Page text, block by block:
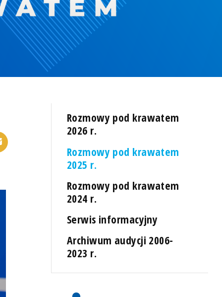
Rozmowy pod krawatem
2026 r.
Rozmowy pod krawatem
2025 r.
Rozmowy pod krawatem
2024 r.
Serwis informacyjny
Archiwum audycji 2006-
2023 r.